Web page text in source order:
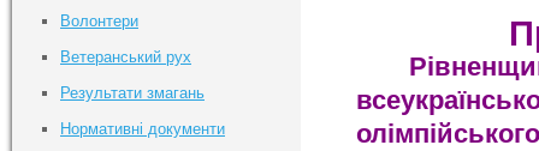
Волонтери
Ветеранський рух
Результати змагань
Нормативні документи